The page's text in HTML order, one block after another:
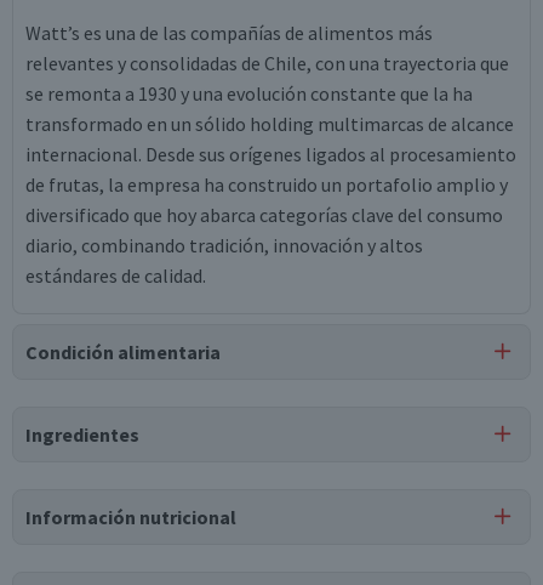
Watt’s es una de las compañías de alimentos más
relevantes y consolidadas de Chile, con una trayectoria que
se remonta a 1930 y una evolución constante que la ha
transformado en un sólido holding multimarcas de alcance
internacional. Desde sus orígenes ligados al procesamiento
de frutas, la empresa ha construido un portafolio amplio y
diversificado que hoy abarca categorías clave del consumo
diario, combinando tradición, innovación y altos
estándares de calidad.
Condición alimentaria
Ingredientes
Información nutricional